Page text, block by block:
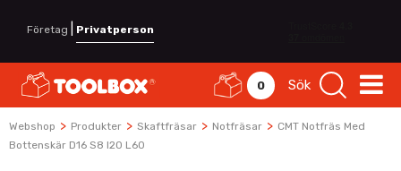
Företag Privatperson
0 Sök
Webshop > Produkter > Skaftfräsar > Notfräsar > CMT Notfräs Med
Bottenskär D16 S8 I20 L60